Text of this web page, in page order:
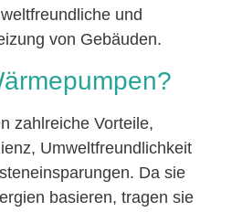
und
von Gebäuden.
zahlreiche Vorteile,
Umweltfreundlichkeit
Da sie
basieren, tragen sie